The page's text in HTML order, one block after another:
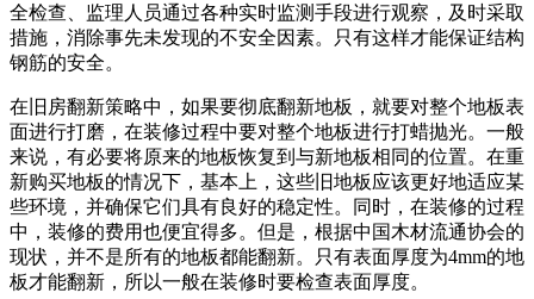
全检查、监理人员通过各种实时监测手段进行观察，及时采取
措施，消除事先未发现的不安全因素。只有这样才能保证结构
钢筋的安全。
在旧房翻新策略中，如果要彻底翻新地板，就要对整个地板表
面进行打磨，在装修过程中要对整个地板进行打蜡抛光。一般
来说，有必要将原来的地板恢复到与新地板相同的位置。在重
新购买地板的情况下，基本上，这些旧地板应该更好地适应某
些环境，并确保它们具有良好的稳定性。同时，在装修的过程
中，装修的费用也便宜得多。但是，根据中国木材流通协会的
现状，并不是所有的地板都能翻新。只有表面厚度为4mm的地
板才能翻新，所以一般在装修时要检查表面厚度。